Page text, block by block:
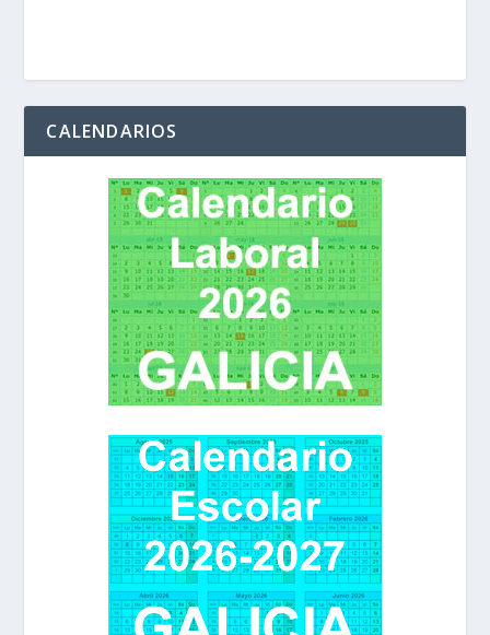
CALENDARIOS